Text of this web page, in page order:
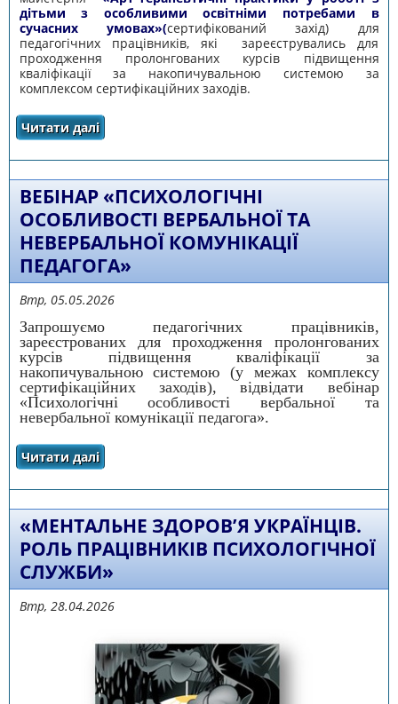
дітьми з особливими освітніми потребами в
сучасних умовах»(сертифікований захід) для
педагогічних працівників, які зареєструвались для
проходження пролонгованих курсів підвищення
кваліфікації за накопичувальною системою за
комплексом сертифікаційних заходів.
Читати далі
в сучасних умовах
ВЕБІНАР «ПСИХОЛОГІЧНІ
ОСОБЛИВОСТІ ВЕРБАЛЬНОЇ ТА
НЕВЕРБАЛЬНОЇ КОМУНІКАЦІЇ
ПЕДАГОГА»
Втр, 05.05.2026
Запрошуємо педагогічних працівників,
зареєстрованих для проходження пролонгованих
курсів підвищення кваліфікації за
накопичувальною системою (у межах комплексу
сертифікаційних заходів), відвідати вебінар
«Психологічні особливості вербальної та
невербальної комунікації педагога».
Читати далі
педагога»
«МЕНТАЛЬНЕ ЗДОРОВ’Я УКРАЇНЦІВ.
РОЛЬ ПРАЦІВНИКІВ ПСИХОЛОГІЧНОЇ
СЛУЖБИ»
Втр, 28.04.2026